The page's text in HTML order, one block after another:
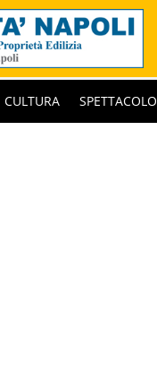
CULTURA SPETTACOLO